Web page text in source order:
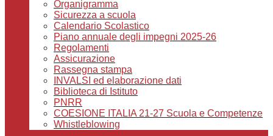
Organigramma
Sicurezza a scuola
Calendario Scolastico
Piano annuale degli impegni 2025-26
Regolamenti
Assicurazione
Rassegna stampa
INVALSI ed elaborazione dati
Biblioteca di Istituto
PNRR
COESIONE ITALIA 21-27 Scuola e Competenze
Whistleblowing